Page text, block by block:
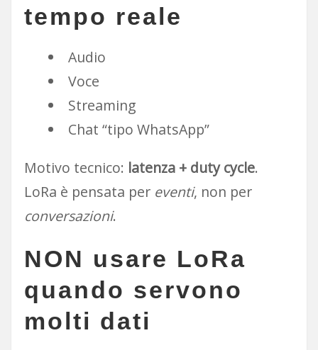
tempo reale
Audio
Voce
Streaming
Chat “tipo WhatsApp”
Motivo tecnico: latenza + duty cycle.
LoRa è pensata per eventi, non per
conversazioni.
NON usare LoRa
quando servono
molti dati